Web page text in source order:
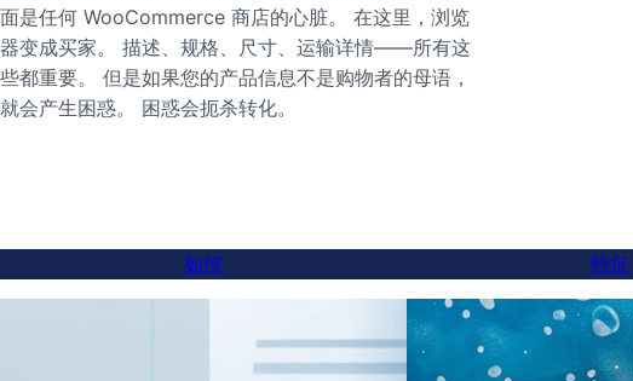
面是任何 WooCommerce 商店的心脏。 在这里，浏览
器变成买家。 描述、规格、尺寸、运输详情——所有这
些都重要。 但是如果您的产品信息不是购物者的母语，
就会产生困惑。 困惑会扼杀转化。
如何
如何在子域名网站中添加语言切换器
特征
人工智能翻译